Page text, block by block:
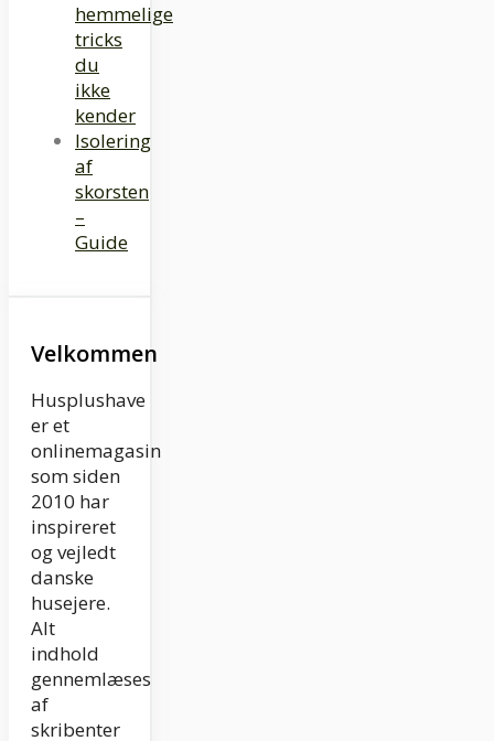
hemmelige
tricks
du
ikke
kender
Isolering
af
skorsten
–
Guide
Velkommen
Husplushave
er et
onlinemagasin
som siden
2010 har
inspireret
og vejledt
danske
husejere.
Alt
indhold
gennemlæses
af
skribenter